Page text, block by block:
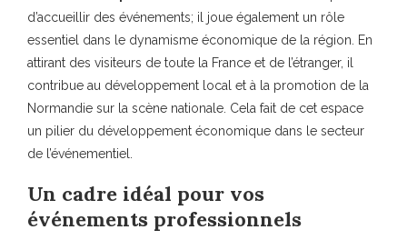
d’accueillir des événements; il joue également un rôle
essentiel dans le dynamisme économique de la région. En
attirant des visiteurs de toute la France et de l’étranger, il
contribue au développement local et à la promotion de la
Normandie sur la scène nationale. Cela fait de cet espace
un pilier du développement économique dans le secteur
de l’événementiel.
Un cadre idéal pour vos
événements professionnels